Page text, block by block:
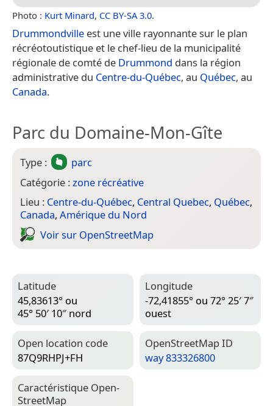
Photo : Kurt Minard, CC BY-SA 3.0.
Drummondville est une ville rayonnante sur le plan
récréotoutistique et le chef-lieu de la municipalité
régionale de comté de Drummond dans la région
administrative du Centre-du-Québec, au Québec, au
Canada.
Parc du Domaine-Mon-Gîte
Type :
parc
Catégorie : zone récréative
Lieu : Centre-du-Québec, Central Quebec, Québec,
Canada, Amérique du Nord
Voir sur Open­Street­Map
Latitude
45,83613° ou
45° 50′ 10″ nord
Longitude
-72,41855° ou 72° 25′ 7″
ouest
Open location code
87Q9RHPJ+FH
Open­Street­Map ID
way 833326800
Caractéristique Open­
Street­Map